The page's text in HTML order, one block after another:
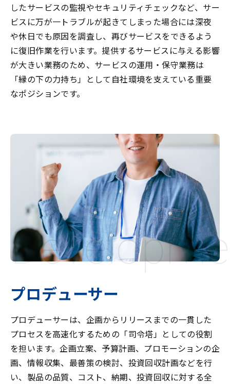
したサービスの監視やセキュリティチェックなど、サー
ビスに万が一トラブルが起きてしまった場合には深夜
や休日でも原因を調査し、再びサービスをできるよう
に復旧作業を行います。提供するサービスに与える影響
が大きい業務のため、サービスの運用・保守業務は
「縁の下の力持ち」として自社環境を支えている重要
なポジションです。
プロデューサー
プロデューサーは、企画からリリースまでの一貫した
プロセスを高速化するための「司令塔」としての役割
を担います。企画立案、予算計画、プロモーションの企
画、情報収集、最善策の検討、投資回収計画などを行
い、製品の品質、コスト、納期、投資回収に対する全